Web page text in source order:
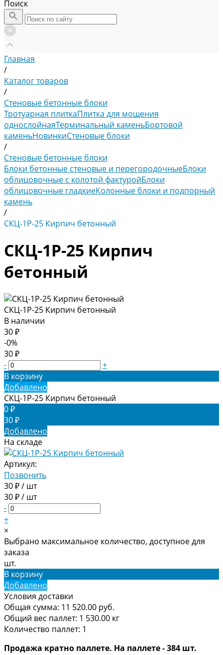
Поиск
Главная
/
Каталог товаров
/
Стеновые бетонные блоки
Тротуарная плиткаПлитка для мощения
однослойнаяТерминальный каменьБортовой
каменьНовинкиСтеновые блоки
/
Стеновые бетонные блоки
Блоки бетонные стеновые и перегородочныеБлоки
облицовочные с колотой фактуройБлоки
облицовочные гладкиеКолонные блоки и подпорный
камень
/
СКЦ-1Р-25 Кирпич бетонный
СКЦ-1Р-25 Кирпич
бетонный
СКЦ-1Р-25 Кирпич бетонный
В наличии
30 ₽
-0%
30 ₽
-
+
В корзину
Добавлено
СКЦ-1Р-25 Кирпич бетонный
0 ₽
30 ₽
Добавлено
На складе
Артикул:
Позвонить
30 ₽ / шт
30 ₽ / шт
-
+
×
Выбрано максимальное количество, доступное для
заказа
шт.
В корзину
Добавлено
Условия доставки
Общая сумма: 11 520.00 руб.
Общий вес паллет: 1 530.00 кг
Количество паллет: 1
Продажа кратно паллете. На паллете - 384 шт.